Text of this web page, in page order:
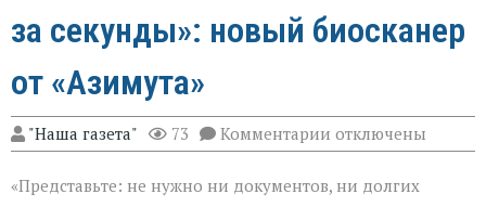
за секунды»: новый биосканер
от «Азимута»
"Наша газета" 73 Комментарии к
записи
личность
отключены
«Представьте: не нужно ни документов, ни долгих